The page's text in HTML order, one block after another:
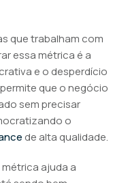
que trabalham com
essa métrica é a
e o desperdício
que o negócio
sem precisar
o
de alta qualidade.
ajuda a